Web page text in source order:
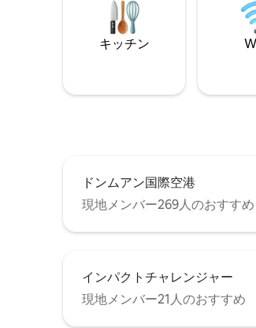
キッチン
ドンムアン国際空港
現地メンバー269人のおすすめ
インパクトチャレンジャー
現地メンバー21人のおすすめ